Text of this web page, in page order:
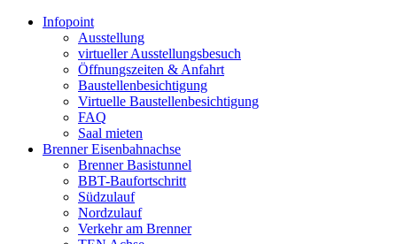
Infopoint
Ausstellung
virtueller Ausstellungsbesuch
Öffnungszeiten & Anfahrt
Baustellenbesichtigung
Virtuelle Baustellenbesichtigung
FAQ
Saal mieten
Brenner Eisenbahnachse
Brenner Basistunnel
BBT-Baufortschritt
Südzulauf
Nordzulauf
Verkehr am Brenner